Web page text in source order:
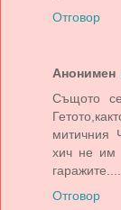
Отговор
Анонимен
Същото
митичния
хич не им
гаражите....
Отговор